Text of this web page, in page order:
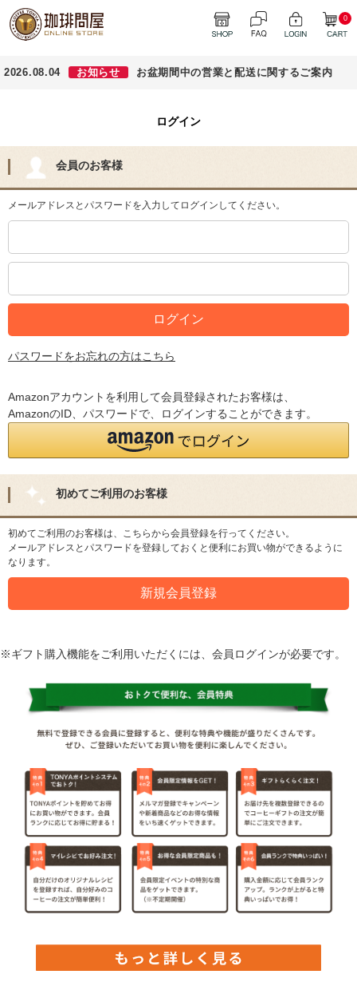
0
2026.08.04 お知らせ お盆期間中の営業と配送に関するご案内
ログイン
会員のお客様
メールアドレスとパスワードを入力してログインしてください。
パスワードをお忘れの方はこちら
Amazonアカウントを利用して会員登録されたお客様は、
AmazonのID、パスワードで、ログインすることができます。
初めてご利用のお客様
初めてご利用のお客様は、こちらから会員登録を行ってください。
メールアドレスとパスワードを登録しておくと便利にお買い物ができるように
なります。
※ギフト購入機能をご利用いただくには、会員ログインが必要です。